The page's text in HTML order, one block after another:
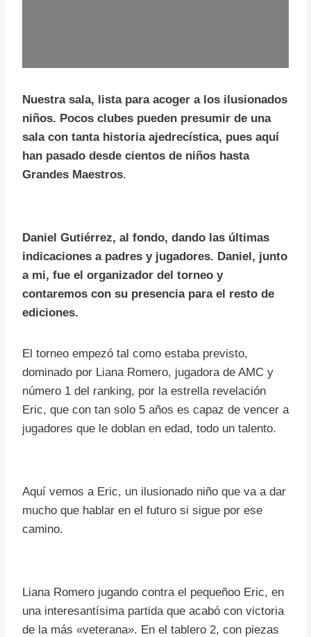
Nuestra sala, lista para acoger a los ilusionados
niños. Pocos clubes pueden presumir de una
sala con tanta historia ajedrecística, pues aquí
han pasado desde cientos de niños hasta
Grandes Maestros.
Daniel Gutiérrez, al fondo, dando las últimas
indicaciones a padres y jugadores. Daniel, junto
a mi, fue el organizador del torneo y
contaremos con su presencia para el resto de
ediciones.
El torneo empezó tal como estaba previsto,
dominado por Liana Romero, jugadora de AMC y
número 1 del ranking, por la estrella revelación
Eric, que con tan solo 5 años es capaz de vencer a
jugadores que le doblan en edad, todo un talento.
Aquí vemos a Eric, un ilusionado niño que va a dar
mucho que hablar en el futuro si sigue por ese
camino.
Liana Romero jugando contra el pequeñoo Eric, en
una interesantísima partida que acabó con victoria
de la más «veterana». En el tablero 2, con piezas